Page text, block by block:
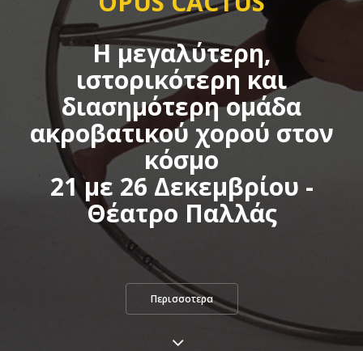
Η μεγαλύτερη,
ιστορικότερη και
διασημότερη ομάδα
ακροβατικού χορού στον
κόσμο
21 με 26 Δεκεμβρίου -
Θέατρο Παλλάς
Περισσοτερα